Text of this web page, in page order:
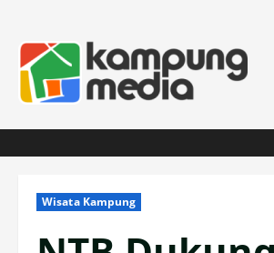
content
Wisata Kampung